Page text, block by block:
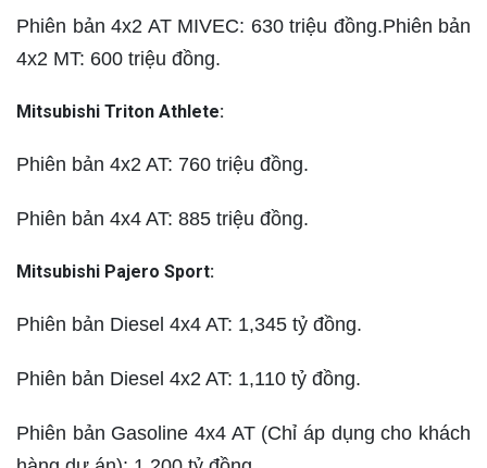
Phiên bản 4x2 AT MIVEC: 630 triệu đồng.Phiên bản
4x2 MT: 600 triệu đồng.
Mitsubishi Triton Athlete:
Phiên bản 4x2 AT: 760 triệu đồng.
Phiên bản 4x4 AT: 885 triệu đồng.
Mitsubishi Pajero Sport:
Phiên bản Diesel 4x4 AT: 1,345 tỷ đồng.
Phiên bản Diesel 4x2 AT: 1,110 tỷ đồng.
Phiên bản Gasoline 4x4 AT (Chỉ áp dụng cho khách